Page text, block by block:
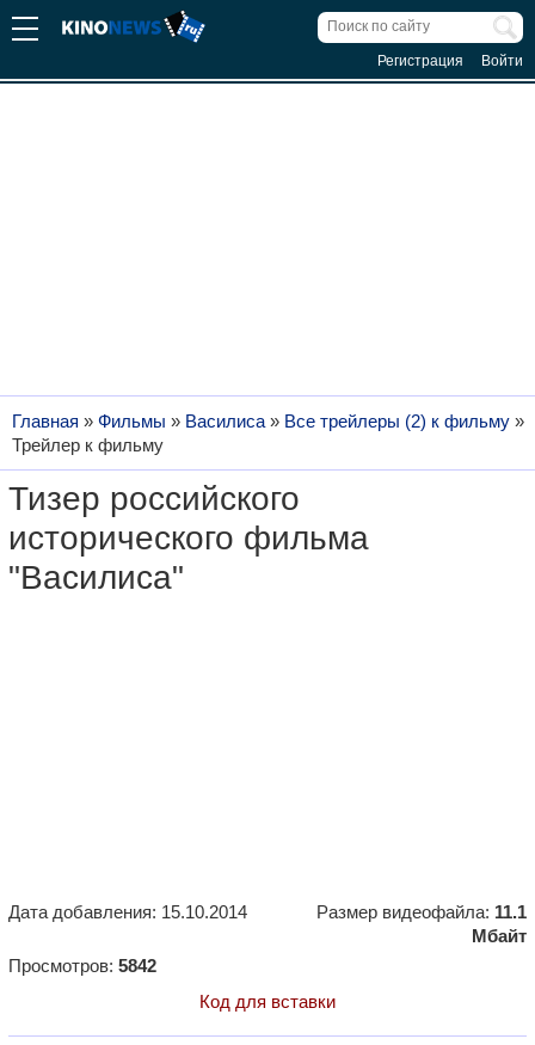
Регистрация Войти
Главная » Фильмы » Василиса » Все трейлеры (2) к фильму »
Трейлер к фильму
Тизер российского
исторического фильма
"Василиса"
Дата добавления: 15.10.2014 Размер видеофайла: 11.1
Мбайт
Просмотров: 5842
Код для вставки